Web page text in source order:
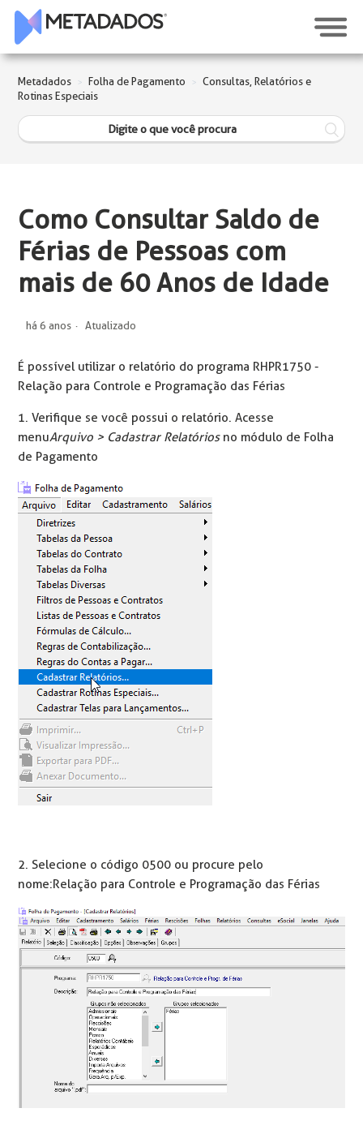
Metadados Folha de Pagamento
Consultas, Relatórios e
Rotinas Especiais
Como Consultar Saldo de
Férias de Pessoas com
mais de 60 Anos de Idade
há 6 anos Atualizado
É possível utilizar o relatório do programa RHPR1750 -
Relação para Controle e Programação das Férias
1. Verifique se você possui o relatório. Acesse
menuArquivo > Cadastrar Relatóriosno módulo de Folha
de Pagamento
2. Selecione o código 0500 ou procure pelo
nome: Relação para Controle e Programação das Férias